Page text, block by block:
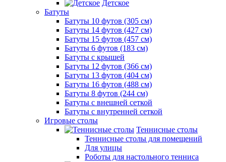
Детское
Батуты
Батуты 10 футов (305 см)
Батуты 14 футов (427 см)
Батуты 15 футов (457 см)
Батуты 6 футов (183 см)
Батуты с крышей
Батуты 12 футов (366 см)
Батуты 13 футов (404 см)
Батуты 16 футов (488 см)
Батуты 8 футов (244 см)
Батуты с внешней сеткой
Батуты с внутренней сеткой
Игровые столы
Теннисные столы
Теннисные столы для помещений
Для улицы
Роботы для настольного тенниса